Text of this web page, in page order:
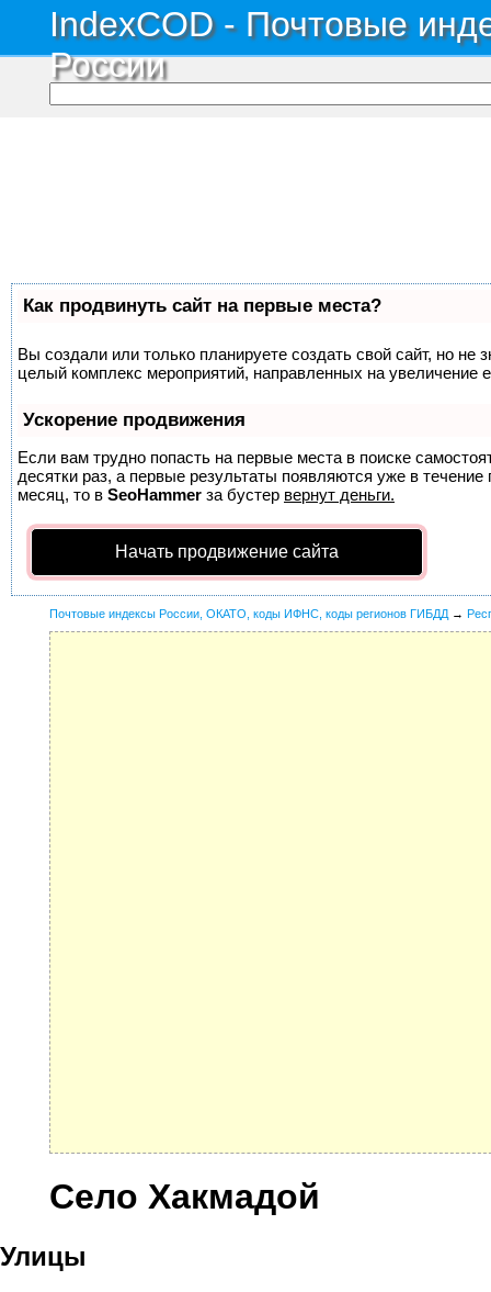
IndexCOD - Почтовые
России
Как продвинуть сайт на первые места?
Вы создали или только планируете создать свой сайт, но не
целый комплекс мероприятий, направленных на увеличение
Ускорение продвижения
Если вам трудно попасть на первые места в поиске
десятки раз, а первые результаты появляются уже в
месяц, то в SeoHammer за бустер вернут деньги.
Начать продвижение сайта
Почтовые индексы России, ОКАТО, коды ИФНС, коды регионов ГИБДД →
Село Хакмадой
Улицы